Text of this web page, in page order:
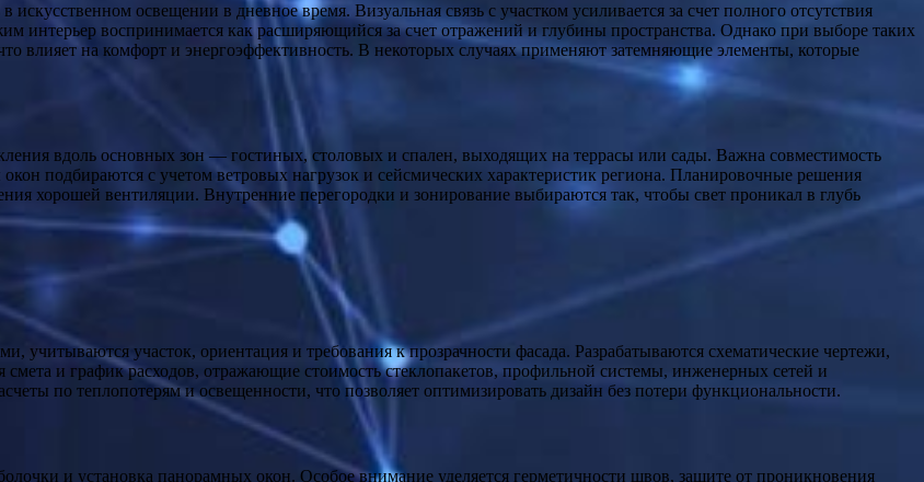
освещении в дневное время. Визуальная связь с участком усиливается за счет полного отсутствия
воспринимается как расширяющийся за счет отражений и глубины пространства. Однако при выборе таких
влияет на комфорт и энергоэффективность. В некоторых случаях применяют затемняющие элементы, которые
вдоль основных зон — гостиных, столовых и спален, выходящих на террасы или сады. Важна совместимость
подбираются с учетом ветровых нагрузок и сейсмических характеристик региона. Планировочные решения
хорошей вентиляции. Внутренние перегородки и зонирование выбираются так, чтобы свет проникал в глубь
участок, ориентация и требования к прозрачности фасада. Разрабатываются схематические чертежи,
и график расходов, отражающие стоимость стеклопакетов, профильной системы, инженерных сетей и
по теплопотерям и освещенности, что позволяет оптимизировать дизайн без потери функциональности.
и установка панорамных окон. Особое внимание уделяется герметичности швов, защите от проникновения